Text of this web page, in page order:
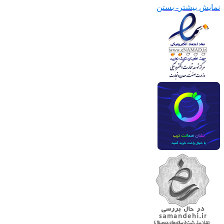
نمایش بیشتر - بستن